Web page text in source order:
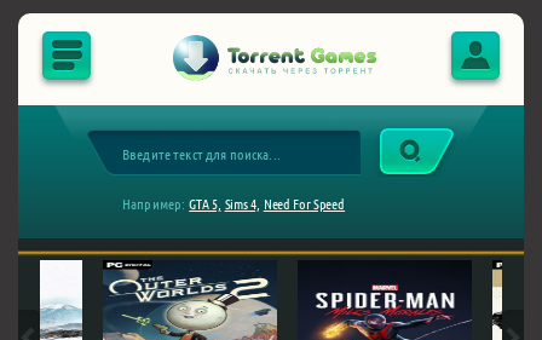
Например: GTA 5, Sims 4, Need For Speed